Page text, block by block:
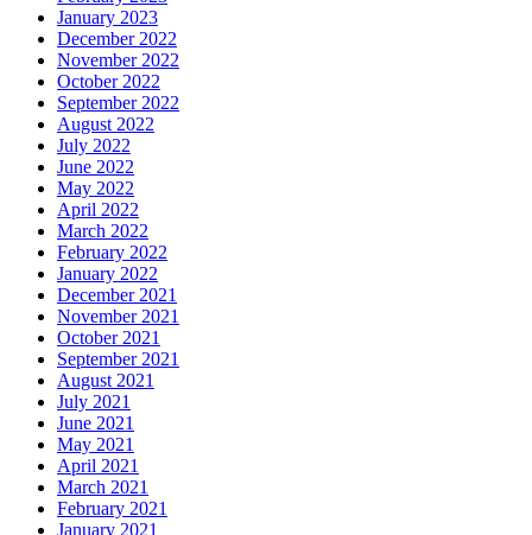
January 2023
December 2022
November 2022
October 2022
September 2022
August 2022
July 2022
June 2022
May 2022
April 2022
March 2022
February 2022
January 2022
December 2021
November 2021
October 2021
September 2021
August 2021
July 2021
June 2021
May 2021
April 2021
March 2021
February 2021
January 2021